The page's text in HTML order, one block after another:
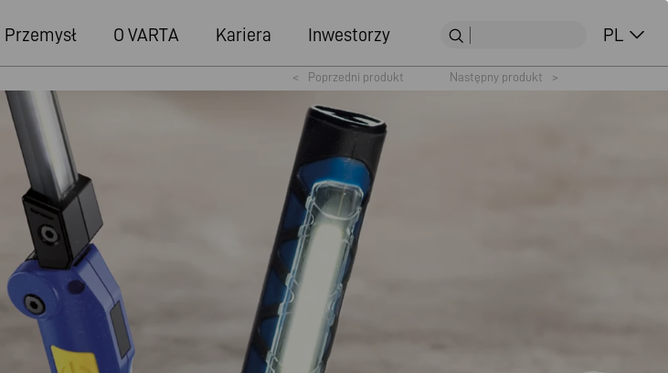
Przemysł O VARTA Kariera Inwestorzy PL
< Poprzedni produkt Następny produkt >